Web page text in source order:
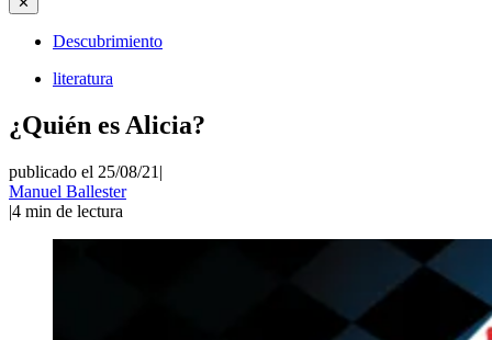
Descubrimiento
literatura
¿Quién es Alicia?
publicado el 25/08/21 |
Manuel Ballester
|4 min de lectura